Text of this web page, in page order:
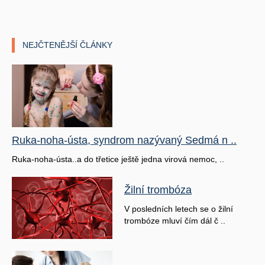
NEJČTENĚJŠÍ ČLÁNKY
Ruka-noha-ústa, syndrom nazývaný Sedmá n ..
Ruka-noha-ústa..a do třetice ještě jedna virová nemoc, ..
Žilní trombóza
V posledních letech se o žilní
trombóze mluví čím dál č ..